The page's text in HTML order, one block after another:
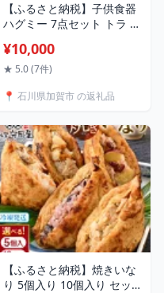
【ふるさと納税】子供食器
ハグミー 7点セット トラ 食
コップ スナックプレート
スナック小鉢 ランチプレー
い乾燥機対応 皿 お祝い 出
ト 日本製 10000円 F6P-
0466
¥10,000
★ 5.0 (7件)
📍 石川県加賀市 の返礼品
【ふるさと納税】焼きいな
り 5個入り 10個入り セッ